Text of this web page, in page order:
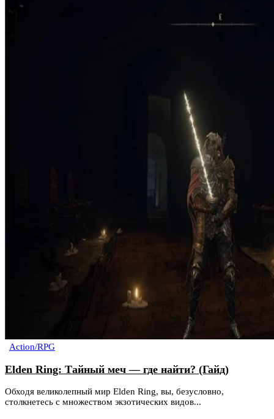
Action/RPG
Elden Ring: Тайный меч — где найти? (Гайд)
Обходя великолепный мир Elden Ring, вы, безусловно,
столкнетесь с множеством экзотических видов...